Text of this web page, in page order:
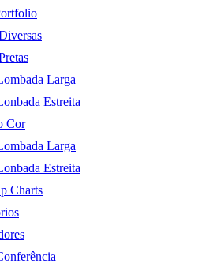
Larga
Estreita
Cor
Larga
Estreita
Charts